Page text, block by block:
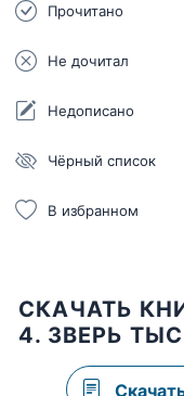
Прочитано
Не дочитал
Недописано
Чёрный список
В избранном
СКАЧАТЬ
4. ЗВЕРЬ